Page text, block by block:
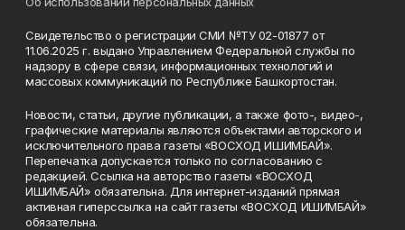
Свидетельство о регистрации СМИ №ТУ 02-01877 от
11.06.2025 г. выдано Управлением Федеральной службы по
надзору в сфере связи, информационных технологий и
массовых коммуникаций по Республике Башкортостан.
Новости, статьи, другие публикации, а также фото-, видео-,
графические материалы являются объектами авторского и
исключительного права газеты «ВОСХОД ИШИМБАЙ».
Перепечатка допускается только по согласованию с
редакцией. Ссылка на авторство газеты «ВОСХОД
ИШИМБАЙ» обязательна. Для интернет-изданий прямая
активная гиперссылка на сайт газеты «ВОСХОД ИШИМБАЙ»
обязательна.